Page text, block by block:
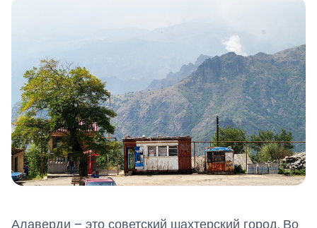
Алаверди – это советский шахтерский город. Во